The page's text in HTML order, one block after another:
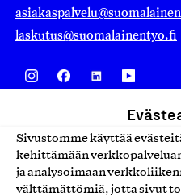
Sivustomme käyttää
kehittämään
ja analysoimaan
välttämättömiä, jotta sivut
laskutus@suomalainentyo.fi